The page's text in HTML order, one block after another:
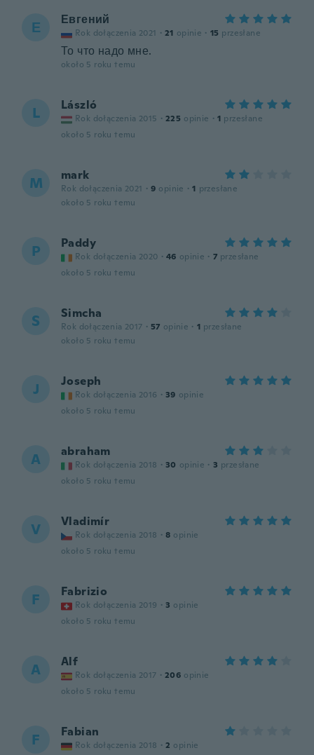
Е Евгений
Rok dołączenia 2021 · 21 opinie · 15 przesłane
То что надо мне.
około 5 roku temu
L László
Rok dołączenia 2015 · 225 opinie · 1 przesłane
około 5 roku temu
M mark
Rok dołączenia 2021 · 9 opinie · 1 przesłane
około 5 roku temu
P Paddy
Rok dołączenia 2020 · 46 opinie · 7 przesłane
około 5 roku temu
S Simcha
Rok dołączenia 2017 · 57 opinie · 1 przesłane
około 5 roku temu
J Joseph
Rok dołączenia 2016 · 39 opinie
około 5 roku temu
A abraham
Rok dołączenia 2018 · 30 opinie · 3 przesłane
około 5 roku temu
V Vladimír
Rok dołączenia 2018 · 8 opinie
około 5 roku temu
F Fabrizio
Rok dołączenia 2019 · 3 opinie
około 5 roku temu
A Alf
Rok dołączenia 2017 · 206 opinie
około 5 roku temu
F Fabian
Rok dołączenia 2018 · 2 opinie